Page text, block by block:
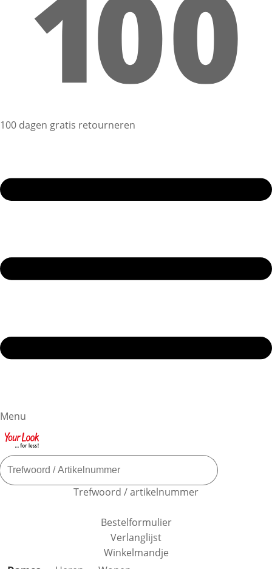
100 dagen gratis retourneren
Menu
Trefwoord / artikelnummer
Bestelformulier
Verlanglijst
Winkelmandje